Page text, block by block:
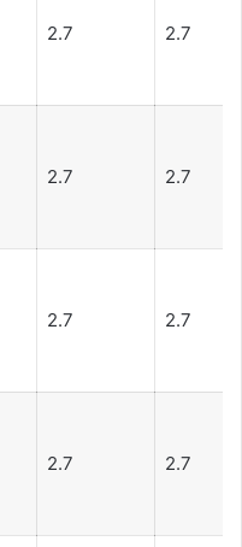
2.7 2.7
2.7 2.7
2.7 2.7
2.7 2.7